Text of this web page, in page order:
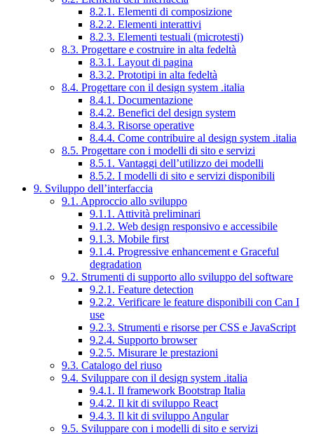
8.2.1. Elementi di composizione
8.2.2. Elementi interattivi
8.2.3. Elementi testuali (microtesti)
8.3. Progettare e costruire in alta fedeltà
8.3.1. Layout di pagina
8.3.2. Prototipi in alta fedeltà
8.4. Progettare con il design system .italia
8.4.1. Documentazione
8.4.2. Benefici del design system
8.4.3. Risorse operative
8.4.4. Come contribuire al design system .italia
8.5. Progettare con i modelli di sito e servizi
8.5.1. Vantaggi dell’utilizzo dei modelli
8.5.2. I modelli di sito e servizi disponibili
9. Sviluppo dell’interfaccia
9.1. Approccio allo sviluppo
9.1.1. Attività preliminari
9.1.2. Web design responsivo e accessibile
9.1.3. Mobile first
9.1.4. Progressive enhancement e Graceful
degradation
9.2. Strumenti di supporto allo sviluppo del software
9.2.1. Feature detection
9.2.2. Verificare le feature disponibili con Can I
use
9.2.3. Strumenti e risorse per CSS e JavaScript
9.2.4. Supporto browser
9.2.5. Misurare le prestazioni
9.3. Catalogo del riuso
9.4. Sviluppare con il design system .italia
9.4.1. Il framework Bootstrap Italia
9.4.2. Il kit di sviluppo React
9.4.3. Il kit di sviluppo Angular
9.5. Sviluppare con i modelli di sito e servizi